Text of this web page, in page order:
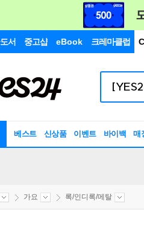
서 중고샵 eBook 크레마클럽
베스트 신상품 이벤트 바이백 매
가요 록/인디록/메탈